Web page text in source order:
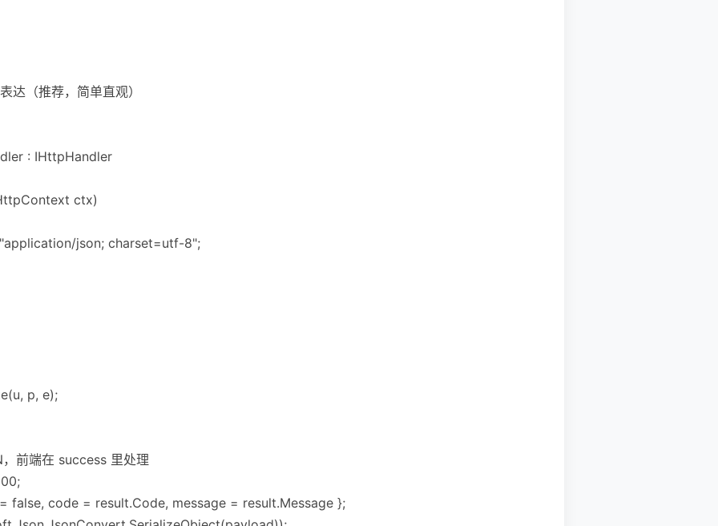
达（推荐，简单直观）
: IHttpHandler
ctx)
json; charset=utf-8";
p, e);
前端在 success 里处理
false, code = result.Code, message = result.Message };